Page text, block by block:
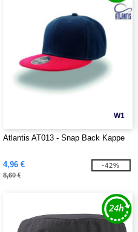
W1
Atlantis AT013 - Snap Back Kappe
4,96 €
8,60 €
-42%